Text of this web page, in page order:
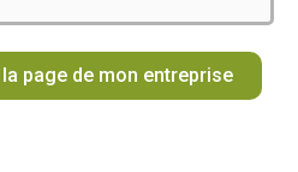
k
b
e
t
t
e
r
e
s
page de mon entreprise